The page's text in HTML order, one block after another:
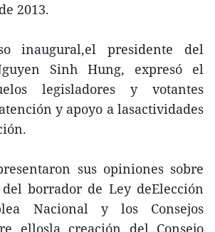
2013.
inaugural,el presidente del
Sinh Hung, expresó el
legisladores y votantes
y apoyo a lasactividades
sus opiniones sobre
borrador de Ley deElección
Nacional y los Consejos
ellosla creación del Consejo